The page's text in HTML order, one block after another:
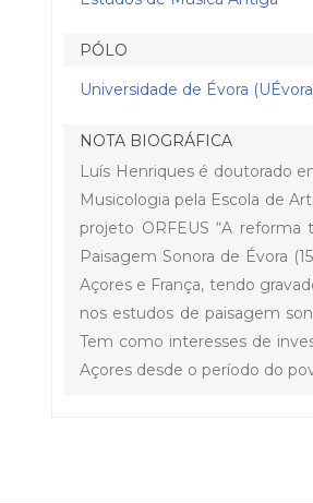
PÓLO
Universidade de Évora
NOTA BIOGRÁFICA
Luís Henriques é doutorado
Musicologia pela Escola de
projeto ORFEUS “A
Paisagem Sonora de Évora
Açores e França, tendo
nos estudos de paisagem
Tem como interesses de
Açores desde o período do